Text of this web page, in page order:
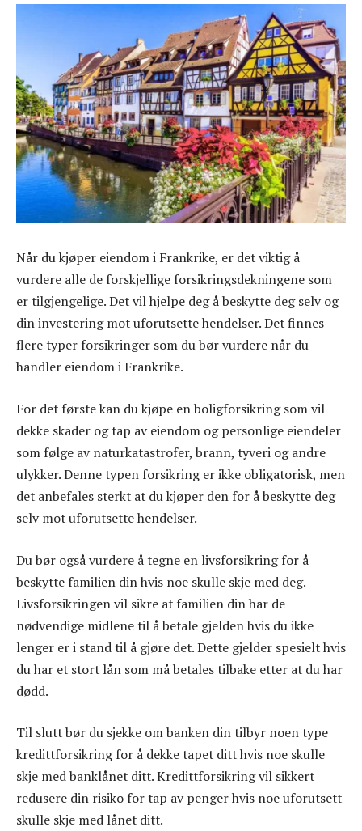
Når du kjøper eiendom i Frankrike, er det viktig å
vurdere alle de forskjellige forsikringsdekningene som
er tilgjengelige. Det vil hjelpe deg å beskytte deg selv og
din investering mot uforutsette hendelser. Det finnes
flere typer forsikringer som du bør vurdere når du
handler eiendom i Frankrike.
For det første kan du kjøpe en boligforsikring som vil
dekke skader og tap av eiendom og personlige eiendeler
som følge av naturkatastrofer, brann, tyveri og andre
ulykker. Denne typen forsikring er ikke obligatorisk, men
det anbefales sterkt at du kjøper den for å beskytte deg
selv mot uforutsette hendelser.
Du bør også vurdere å tegne en livsforsikring for å
beskytte familien din hvis noe skulle skje med deg.
Livsforsikringen vil sikre at familien din har de
nødvendige midlene til å betale gjelden hvis du ikke
lenger er i stand til å gjøre det. Dette gjelder spesielt hvis
du har et stort lån som må betales tilbake etter at du har
dødd.
Til slutt bør du sjekke om banken din tilbyr noen type
kredittforsikring for å dekke tapet ditt hvis noe skulle
skje med banklånet ditt. Kredittforsikring vil sikkert
redusere din risiko for tap av penger hvis noe uforutsett
skulle skje med lånet ditt.